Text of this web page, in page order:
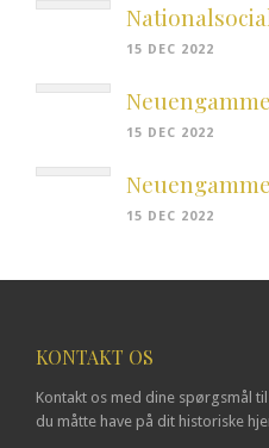
15 DEC 2022
15 DEC 2022
15 DEC 2022
KONTAKT OS
Kontakt os med dine spørgsmål
du måtte have på dit historiske